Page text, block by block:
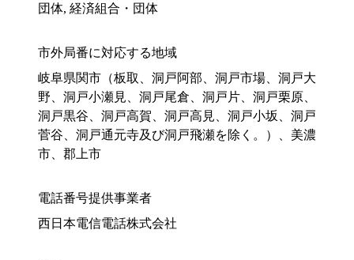
団体, 経済組合・団体
市外局番に対応する地域
岐阜県関市（板取、洞戸阿部、洞戸市場、洞戸大
野、洞戸小瀬見、洞戸尾倉、洞戸片、洞戸栗原、
洞戸黒谷、洞戸高賀、洞戸高見、洞戸小坂、洞戸
菅谷、洞戸通元寺及び洞戸飛瀬を除く。）、美濃
市、郡上市
電話番号提供事業者
西日本電信電話株式会社